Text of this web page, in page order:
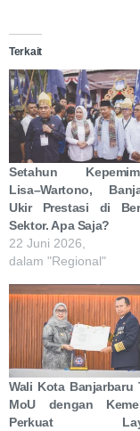
Terkait
Setahun
Lisa–Wartono,
Ukir Prestasi di
Sektor. Apa Saja?
22 Juni 2026,
dalam "Regional"
Wali Kota Banjarbaru
MoU dengan
Perkuat